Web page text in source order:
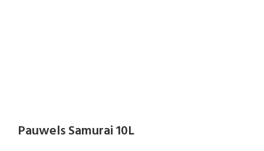
Pauwels Samurai 10L